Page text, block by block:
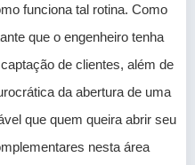
funciona tal rotina. Como
que o engenheiro tenha
de clientes, além de
da abertura de uma
que quem queira abrir seu
nesta área